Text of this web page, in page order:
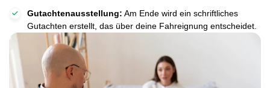
Gutachtenausstellung: Am Ende wird ein schriftliches
Gutachten erstellt, das über deine Fahreignung entscheidet.